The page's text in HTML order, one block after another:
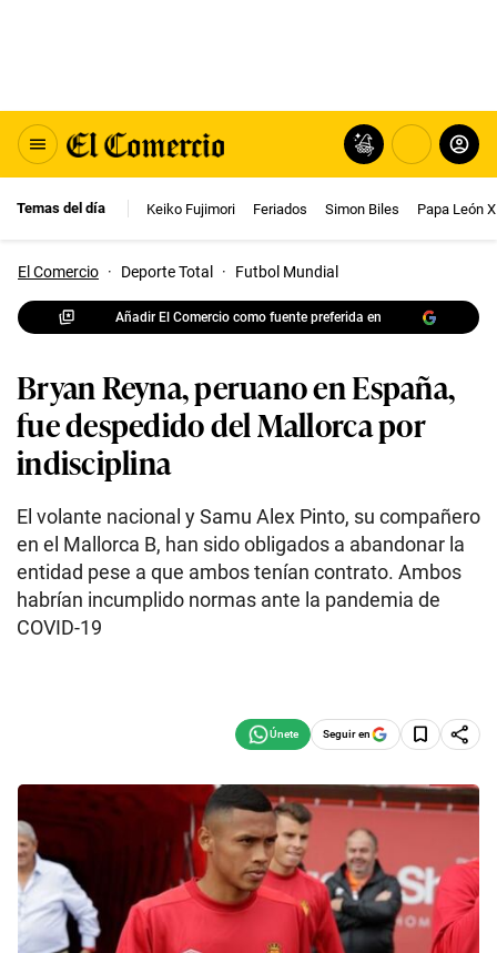
Temas del día Keiko Fujimori Feriados Simon Biles Papa León
El Comercio · Deporte Total · Futbol Mundial
Añadir El Comercio como fuente preferida en
Bryan Reyna, peruano en España,
fue despedido del Mallorca por
indisciplina
El volante nacional y Samu Alex Pinto, su compañero
en el Mallorca B, han sido obligados a abandonar la
entidad pese a que ambos tenían contrato. Ambos
habrían incumplido normas ante la pandemia de
COVID-19
Seguir en